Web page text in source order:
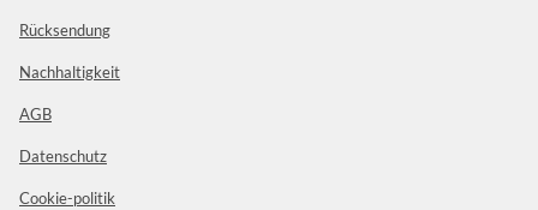
Rücksendung
Nachhaltigkeit
AGB
Datenschutz
Cookie-politik